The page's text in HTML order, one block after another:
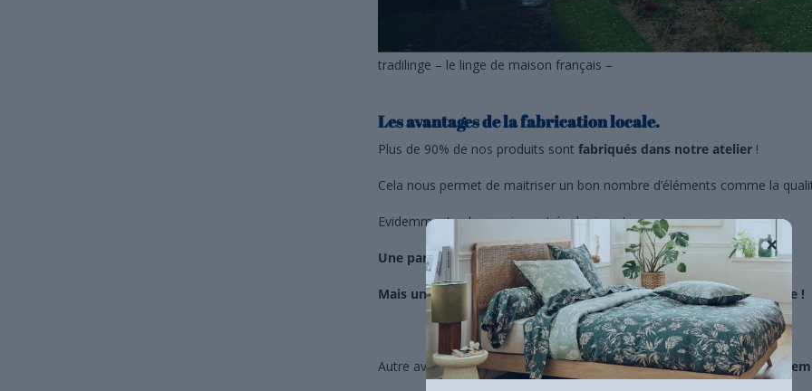
tradilinge – le linge de maison français –
Les avantages de la fabrication locale.
Plus de 90% de nos produits sont fabriqués dans notre atelier !
Cela nous permet de maitriser un bon nombre d’éléments comme la
Evidemment cela a un impact écologique !
Une parure de lit qui voyage plus que vous, c’est ballot !
Mais une parure de lit qui vient de Cambrai, ce n’est pas une bêtise !
Autre avantage, et pas des moindres cela contribue àpérenniser des
×